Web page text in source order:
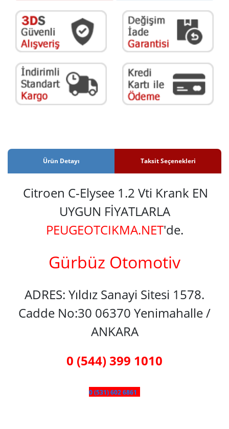
Ürün Detayı Taksit Seçenekleri
Citroen C-Elysee 1.2 Vti Krank EN
UYGUN FİYATLARLA
PEUGEOTCIKMA.NET'de.
Gürbüz Otomotiv
ADRES: Yıldız Sanayi Sitesi 1578.
Cadde No:30 06370 Yenimahalle /
ANKARA
0 (544) 399 1010
0 (531) 602 6861